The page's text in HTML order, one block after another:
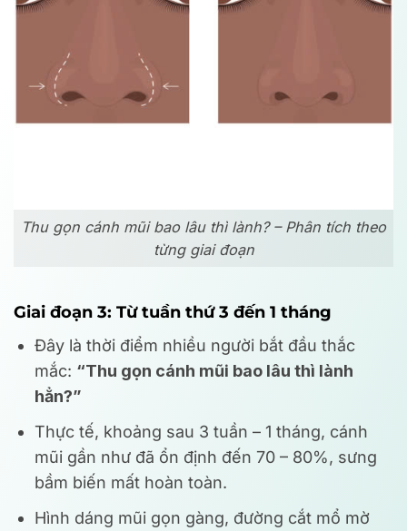
Thu gọn cánh mũi bao lâu thì lành? – Phân tích theo
từng giai đoạn
Giai đoạn 3: Từ tuần thứ 3 đến 1 tháng
Đây là thời điểm nhiều người bắt đầu thắc
mắc: “Thu gọn cánh mũi bao lâu thì lành
hẳn?”
Thực tế, khoảng sau 3 tuần – 1 tháng, cánh
mũi gần như đã ổn định đến 70 – 80%, sưng
bầm biến mất hoàn toàn.
Hình dáng mũi gọn gàng, đường cắt mổ mờ